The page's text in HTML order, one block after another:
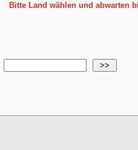
Bitte Land wählen und abwarten
>>